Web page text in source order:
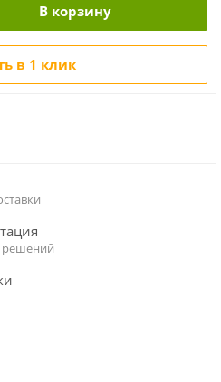
В корзину
в 1 клик